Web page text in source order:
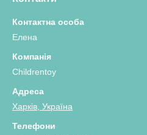
Елена
Childrentoy
Харків, Україна